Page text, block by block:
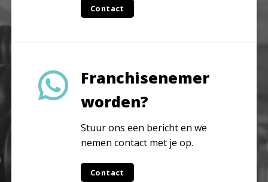
Contact
Franchisenemer
worden?
Stuur ons een bericht en we
nemen contact met je op.
Contact